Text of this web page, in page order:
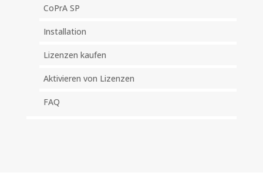
CoPrA SP
Installation
Lizenzen kaufen
Aktivieren von Lizenzen
FAQ